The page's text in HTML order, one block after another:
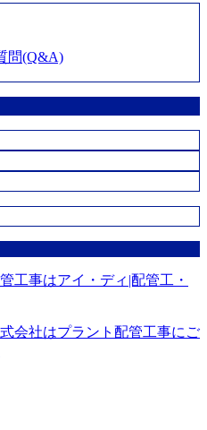
問(Q&A)
会社はプラント配管工事にご